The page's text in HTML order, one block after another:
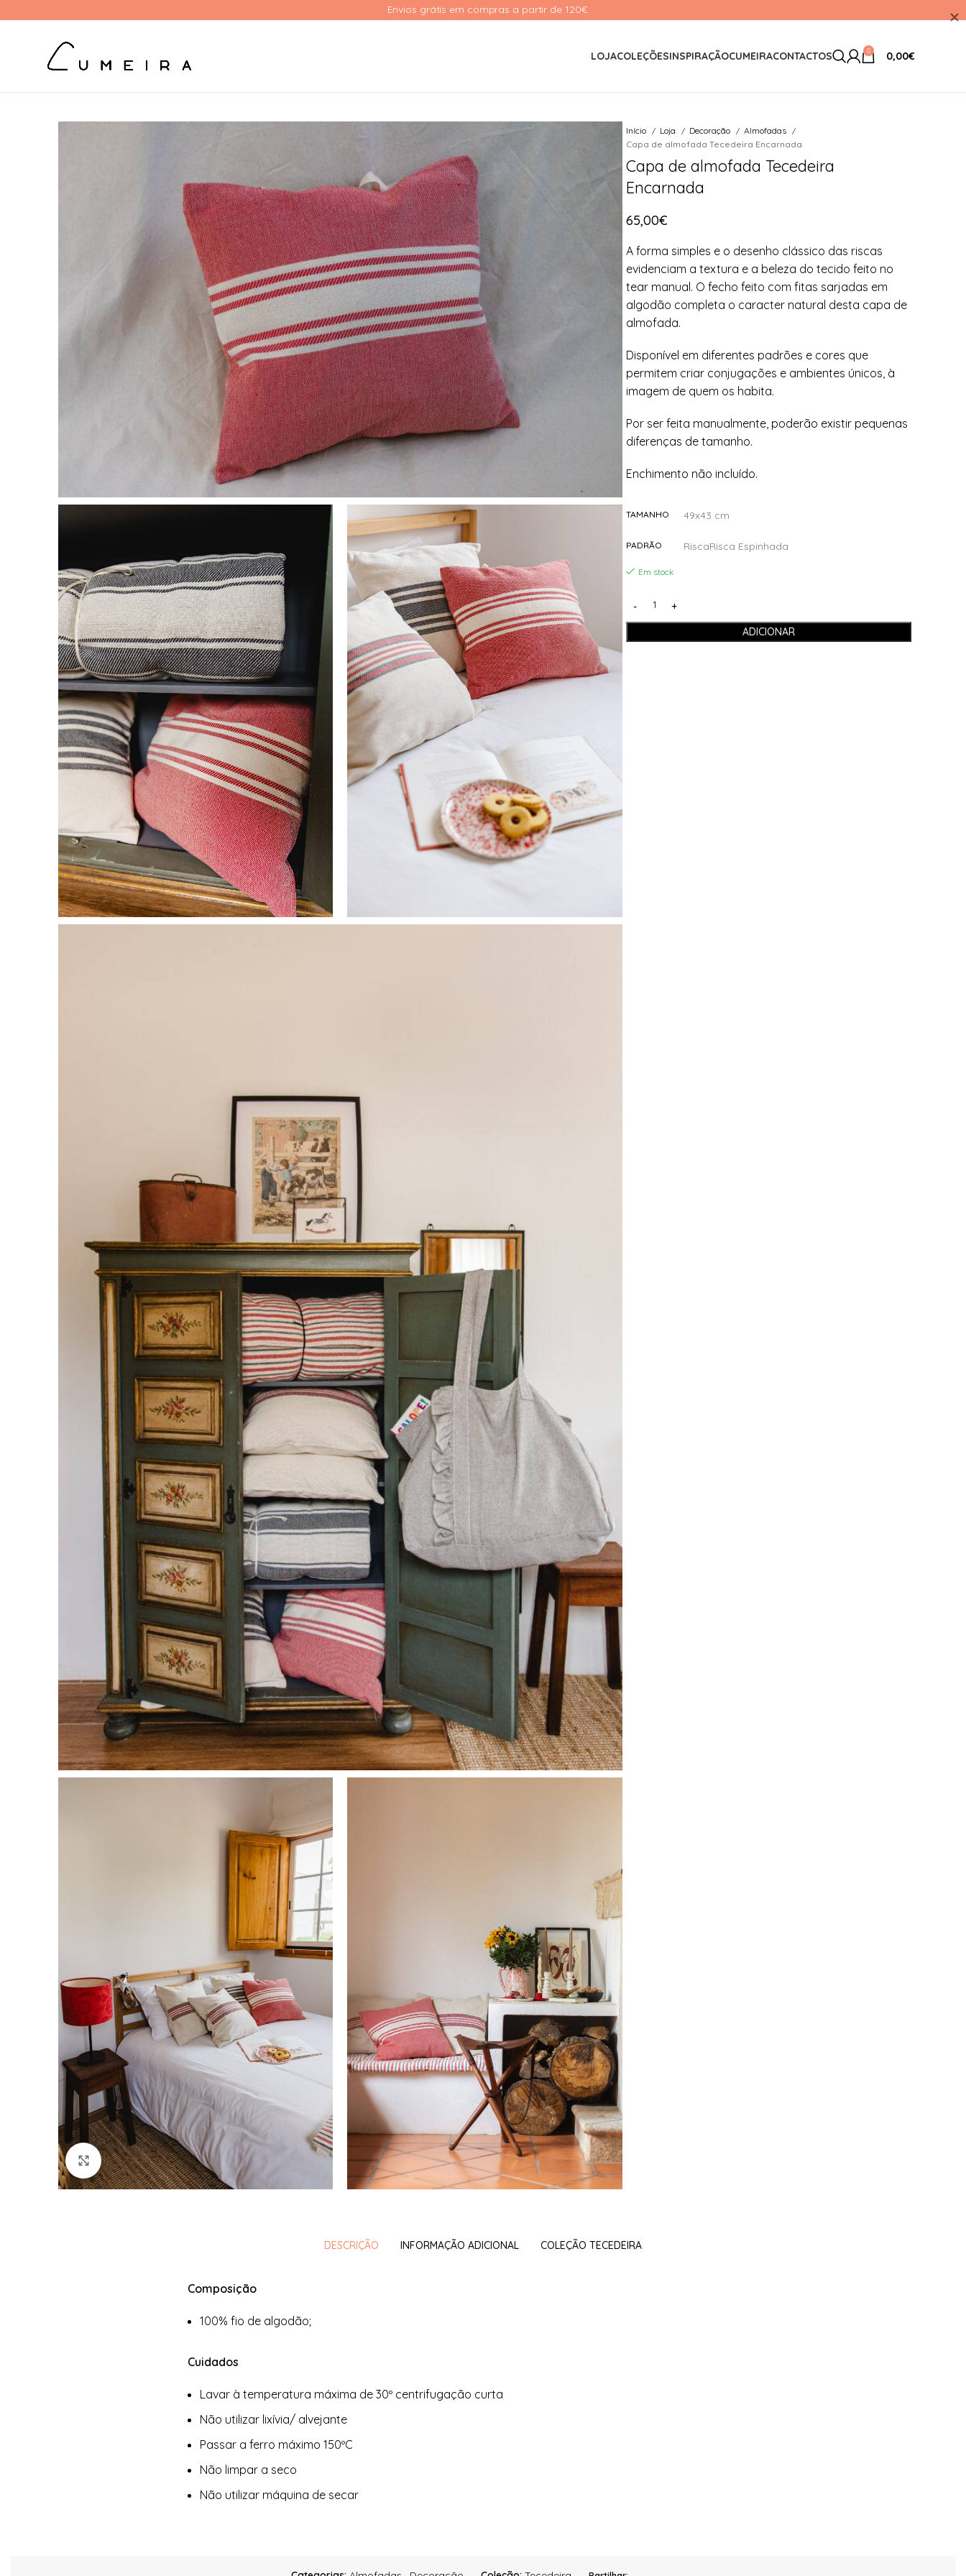
LOJACOLEÇÕESINSPIRAÇÃOCUMEIRACONTACTOS 0 0,00€
Ver Imagem
Início Loja Decoração
Almofadas
Capa de almofada Tecedeira Encarnada
Capa de almofada Tecedeira
Encarnada
65,00€
A forma simples e o desenho clássico das riscas
evidenciam a textura e a beleza do tecido feito no
tear manual. O fecho feito com fitas sarjadas em
algodão completa o caracter natural desta capa de
almofada.
Disponível em diferentes padrões e cores que
permitem criar conjugações e ambientes únicos, à
imagem de quem os habita.
Por ser feita manualmente, poderão existir pequenas
diferenças de tamanho.
Enchimento não incluído.
TAMANHO 49x43 cm
PADRÃO RiscaRisca Espinhada
Em stock
ADICIONAR
DESCRIÇÃO INFORMAÇÃO ADICIONAL COLEÇÃO TECEDEIRA
Composição
100% fio de algodão;
Cuidados
Lavar à temperatura máxima de 30º centrifugação curta
Não utilizar lixívia/ alvejante
Passar a ferro máximo 150ºC
Não limpar a seco
Não utilizar máquina de secar
Envios grátis em compras a partir de 120€